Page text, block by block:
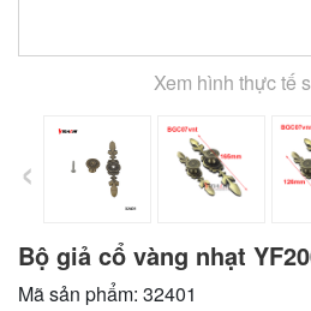
Xem hình thực tế
‹
Bộ giả cổ vàng nhạt
Mã sản phẩm: 32401